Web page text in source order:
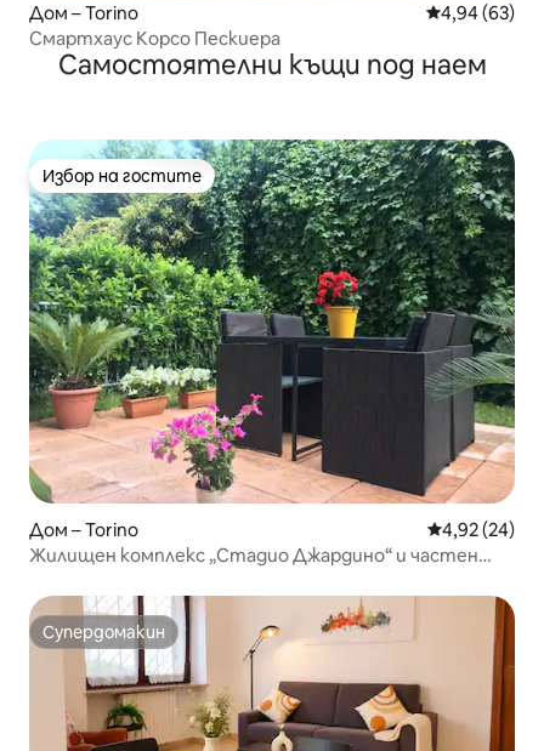
Дом – Torino Средна
4,94 (63)
Смартхаус Корсо Пескиера
Самостоятелни къщи под наем
Избор на гостите
Избор на гостите
Дом – Torino Средна
4,92 (24)
Жилищен комплекс „Стадио Джардино“ и частен
Супердомакин
Супердомакин